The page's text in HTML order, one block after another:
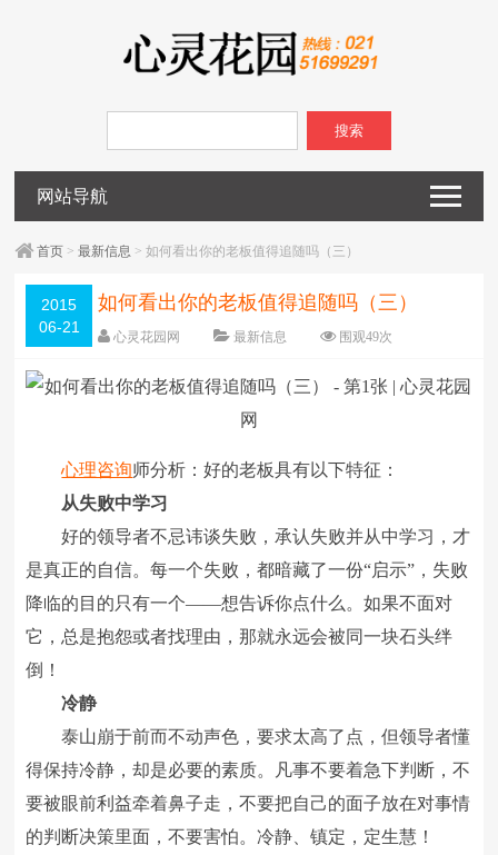
搜索
网站导航
首页 >最新信息 > 如何看出你的老板值得追随吗（三）
2015
06-21
如何看出你的老板值得追随吗（三）
心灵花园网 最新信息 围观49次
字体：大 中 小
心理咨询师分析：好的老板具有以下特征：
从失败中学习
好的领导者不忌讳谈失败，承认失败并从中学习，才
是真正的自信。每一个失败，都暗藏了一份“启示”，失败
降临的目的只有一个――想告诉你点什么。如果不面对
它，总是抱怨或者找理由，那就永远会被同一块石头绊
倒！
冷静
泰山崩于前而不动声色，要求太高了点，但领导者懂
得保持冷静，却是必要的素质。凡事不要着急下判断，不
要被眼前利益牵着鼻子走，不要把自己的面子放在对事情
的判断决策里面，不要害怕。冷静、镇定，定生慧！